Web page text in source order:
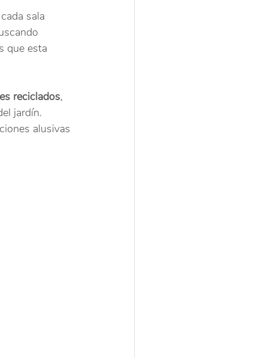
sala
que esta
reciclados,
jardín.
alusivas